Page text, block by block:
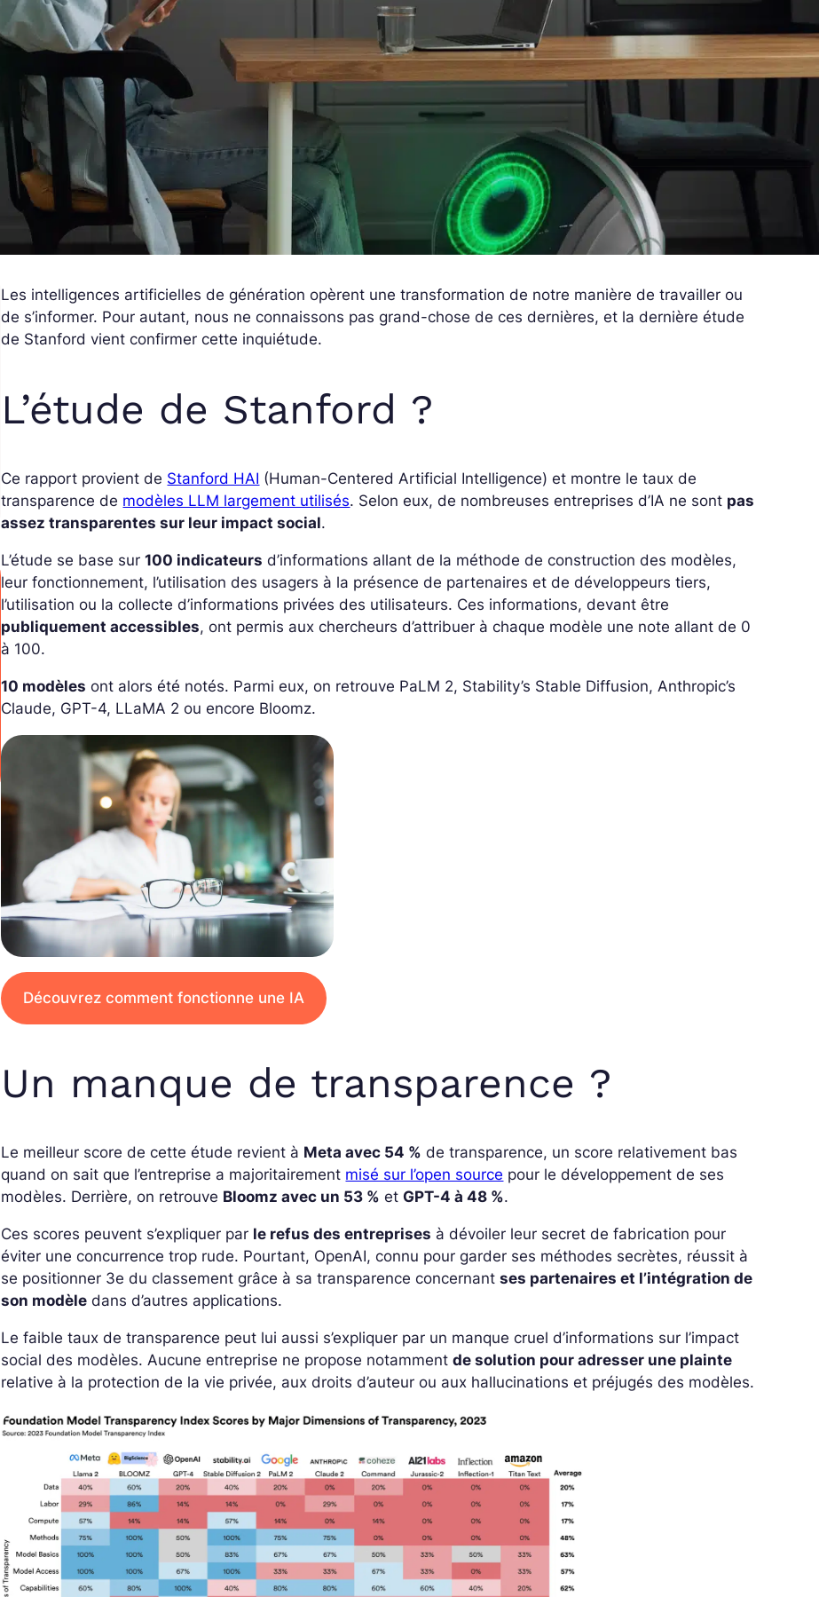
Les intelligences artificielles de génération opèrent une transformation de notre manière de travailler ou
de s’informer. Pour autant, nous ne connaissons pas grand-chose de ces dernières, et la dernière étude
de Stanford vient confirmer cette inquiétude.
L’étude de Stanford ?
Ce rapport provient de Stanford HAI (Human-Centered Artificial Intelligence) et montre le taux de
transparence de modèles LLM largement utilisés. Selon eux, de nombreuses entreprises d’IA ne sont pas
assez transparentes sur leur impact social.
L’étude se base sur100 indicateurs d’informations allant de la méthode de construction des modèles,
leur fonctionnement, l’utilisation des usagers à la présence de partenaires et de développeurs tiers,
l’utilisation ou la collecte d’informations privées des utilisateurs. Ces informations, devant être
publiquement accessibles, ont permis aux chercheurs d’attribuer à chaque modèle une note allant de 0
à 100.
10 modèles ont alors été notés. Parmi eux, on retrouve PaLM 2, Stability’s Stable Diffusion, Anthropic’s
Claude, GPT-4, LLaMA 2 ou encore Bloomz.
Découvrez comment fonctionne une IA
Un manque de transparence ?
Le meilleur score de cette étude revient à Meta avec 54 % de transparence, un score relativement bas
quand on sait que l’entreprise a majoritairement misé sur l’open source pour le développement de ses
modèles. Derrière, on retrouve Bloomz avec un 53 % etGPT-4 à 48 %.
Ces scores peuvent s’expliquer par le refus des entreprises à dévoiler leur secret de fabrication pour
éviter une concurrence trop rude. Pourtant, OpenAI, connu pour garder ses méthodes secrètes, réussit à
se positionner 3e du classement grâce à sa transparence concernantses partenaires et l’intégration de
son modèle dans d’autres applications.
Le faible taux de transparence peut lui aussi s’expliquer par un manque cruel d’informations sur l’impact
social des modèles. Aucune entreprise ne propose notammentde solution pour adresser une plainte
relative à la protection de la vie privée, aux droits d’auteur ou aux hallucinations et préjugés des modèles.